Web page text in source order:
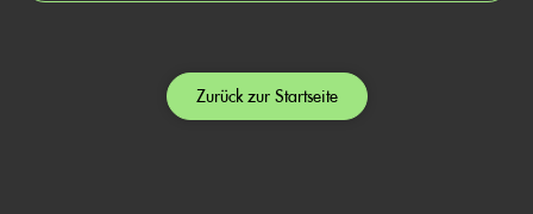
Zurück zur Startseite